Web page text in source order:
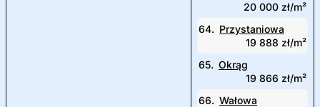
20 000 zł/m²
64. Przystaniowa
19 888 zł/m²
65. Okrąg
19 866 zł/m²
66. Wałowa